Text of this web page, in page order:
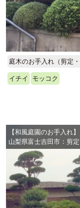
庭木のお手入れ（剪定・
イチイ モッコク
【和風庭園のお手入れ】
山梨県富士吉田市：剪定